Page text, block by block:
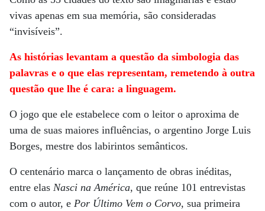
vivas apenas em sua memória, são consideradas
“invisíveis”.
As histórias levantam a questão da simbologia das
palavras e o que elas representam, remetendo à outra
questão que lhe é cara: a linguagem.
O jogo que ele estabelece com o leitor o aproxima de
uma de suas maiores influências, o argentino Jorge Luis
Borges, mestre dos labirintos semânticos.
O centenário marca o lançamento de obras inéditas,
entre elas Nasci na América, que reúne 101 entrevistas
com o autor, e Por Último Vem o Corvo, sua primeira